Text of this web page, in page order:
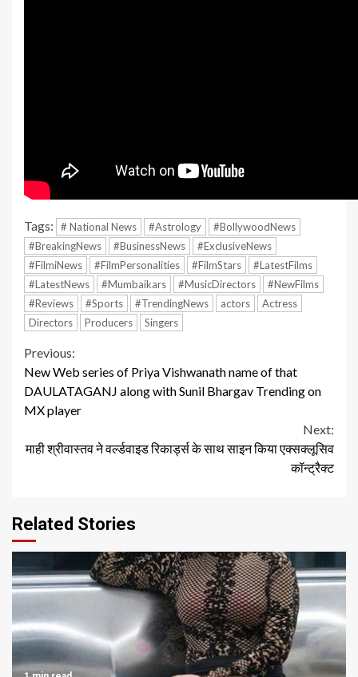
Tags: # National News #Astrology
#BollywoodNews
#BreakingNews
#BusinessNews
#ExclusiveNews
#FilmiNews
#FilmPersonalities #FilmStars
#LatestFilms
#LatestNews
#Mumbaikars #MusicDirectors
#NewFilms
#Reviews
#Sports #TrendingNews actors
Actress
Directors
Producers Singers
Continue
Reading
Previous:
New Web series of Priya Vishwanath name of that
DAULATAGANJ along with Sunil Bhargav Trending on
MX player
Next:
माही श्रीवास्तव ने वर्ल्डवाइड रिकार्ड्स के साथ साइन किया एक्सक्लूसिव
कॉन्ट्रैक्ट
Related Stories